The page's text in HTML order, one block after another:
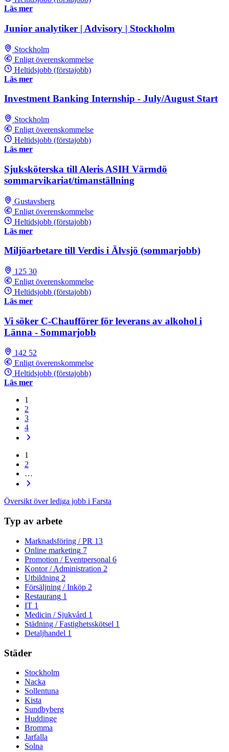
Läs mer
Junior analytiker | Advisory | Stockholm
Stockholm
Enligt överenskommelse
Heltidsjobb (förstajobb)
Läs mer
Investment Banking Internship - July/August Start
Stockholm
Enligt överenskommelse
Heltidsjobb (förstajobb)
Läs mer
Sjuksköterska till Aleris ASIH Värmdö
sommarvikariat/timanställning
Gustavsberg
Enligt överenskommelse
Heltidsjobb (förstajobb)
Läs mer
Miljöarbetare till Verdis i Älvsjö (sommarjobb)
125 30
Enligt överenskommelse
Heltidsjobb (förstajobb)
Läs mer
Vi söker C-Chaufförer för leverans av alkohol i
Länna - Sommarjobb
142 52
Enligt överenskommelse
Heltidsjobb (förstajobb)
Läs mer
1
2
3
4
1
2
…
Översikt över lediga jobb i Farsta
Typ av arbete
Marknadsföring / PR 13
Online marketing 7
Promotion / Eventpersonal 6
Kontor / Administration 2
Utbildning 2
Försäljning / Inköp 2
Restaurang 1
IT 1
Medicin / Sjukvård 1
Städning / Fastighetsskötsel 1
Detaljhandel 1
Städer
Stockholm
Nacka
Sollentuna
Kista
Sundbyberg
Huddinge
Bromma
Jarfalla
Solna